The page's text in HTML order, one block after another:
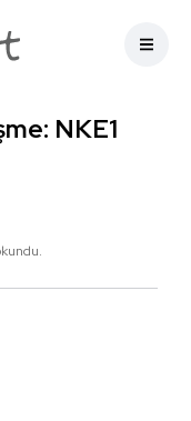
NKE1